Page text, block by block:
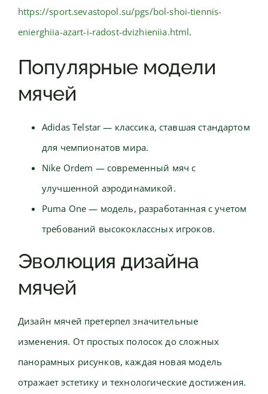
https://sport.sevastopol.su/pgs/bol-shoi-tiennis-
enierghiia-azart-i-radost-dvizhieniia.html.
Популярные модели
мячей
Adidas Telstar — классика, ставшая стандартом
для чемпионатов мира.
Nike Ordem — современный мяч с
улучшенной аэродинамикой.
Puma One — модель, разработанная с учетом
требований высококлассных игроков.
Эволюция дизайна
мячей
Дизайн мячей претерпел значительные
изменения. От простых полосок до сложных
панорамных рисунков, каждая новая модель
отражает эстетику и технологические достижения.